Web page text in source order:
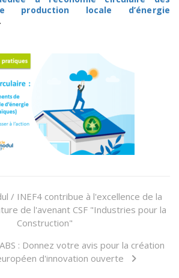
production locale d’énergie
.
/ INEF4 contribue à l'excellence de la
de l'avenant CSF "Industries pour la
Construction"
: Donnez votre avis pour la création
d'innovation ouverte